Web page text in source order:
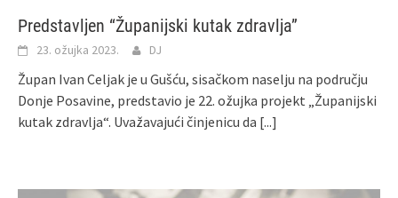
Predstavljen “Županijski kutak zdravlja”
23. ožujka 2023. DJ
Župan Ivan Celjak je u Gušću, sisačkom naselju na području
Donje Posavine, predstavio je 22. ožujka projekt „Županijski
kutak zdravlja“. Uvažavajući činjenicu da [...]